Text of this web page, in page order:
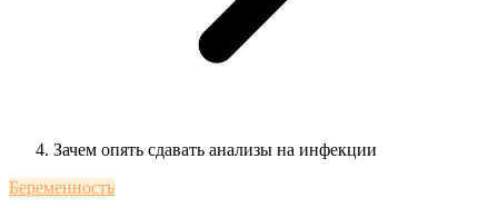
Зачем опять сдавать анализы на инфекции
Беременность